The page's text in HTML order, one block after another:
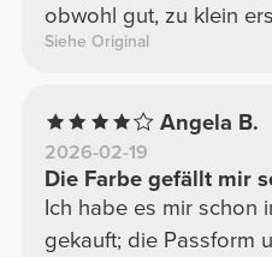
obwohl gut, zu klein
Siehe Original
Angela B.
2026-02-19
Die Farbe gefällt mir
Ich habe es mir schon
gekauft; die Passform